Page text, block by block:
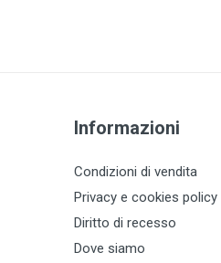
Informazioni
Condizioni di vendita
Privacy e cookies policy
Diritto di recesso
Dove siamo